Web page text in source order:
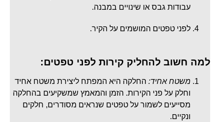
עבודות גבס או שינויים במבנה.
לפני טפטים המושמים על הקיר.
למה חשוב להחליק קירות לפני טפטים:
משטח אחיד: החלקה היא המפתח ליצירת משטח אחיד
וחלק על פני הקירות. הזמן והמאמץ שמשקיעים בהחלקה
מסייעים לשמור על טפטים שנראים מסודרים, חלקים
ונקיים.